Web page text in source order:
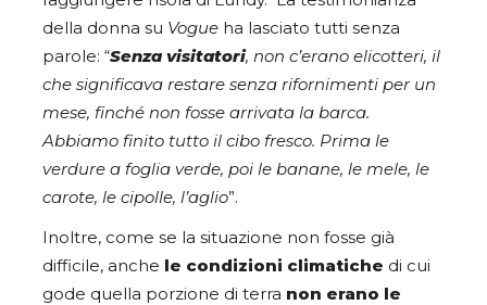
della donna su Vogue ha lasciato tutti senza
parole: “Senza visitatori, non c’erano elicotteri, il
che significava restare senza rifornimenti per un
mese, finché non fosse arrivata la barca.
Abbiamo finito tutto il cibo fresco. Prima le
verdure a foglia verde, poi le banane, le mele, le
carote, le cipolle, l’aglio”.
Inoltre, come se la situazione non fosse già
difficile, anche le condizioni climatiche di cui
gode quella porzione di terra non erano le